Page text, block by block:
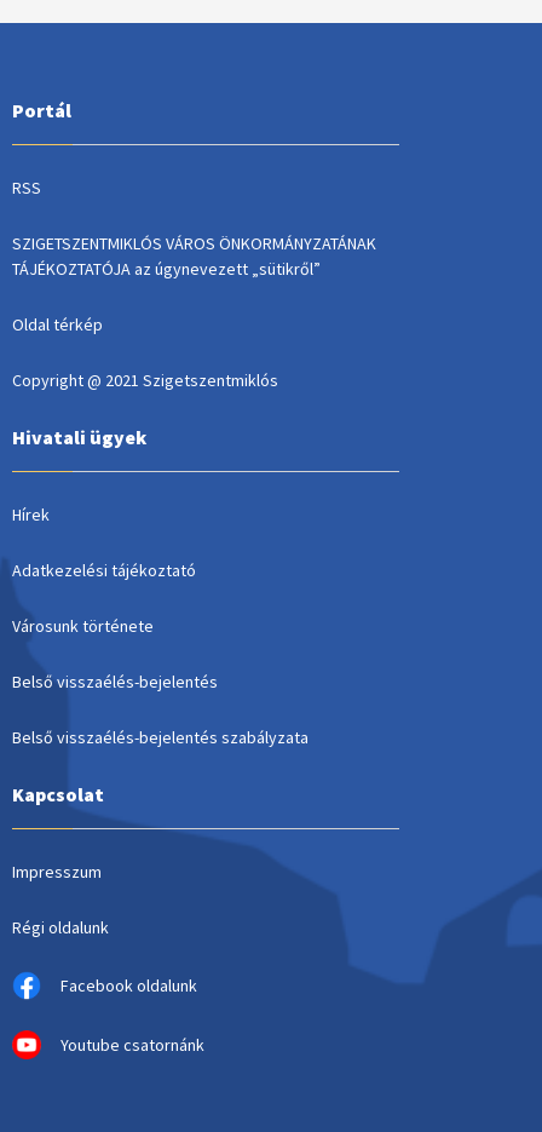
Portál
RSS
SZIGETSZENTMIKLÓS VÁROS ÖNKORMÁNYZATÁNAK
TÁJÉKOZTATÓJA az úgynevezett „sütikről”
Oldal térkép
Copyright @ 2021 Szigetszentmiklós
Hivatali ügyek
Hírek
Adatkezelési tájékoztató
Városunk története
Belső visszaélés-bejelentés
Belső visszaélés-bejelentés szabályzata
Kapcsolat
Impresszum
Régi oldalunk
Facebook oldalunk
Youtube csatornánk